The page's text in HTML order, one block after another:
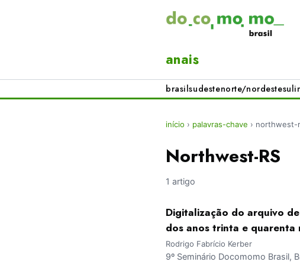
anais
brasilsudestenorte/nordestesul
início › palavras-chave › northwest-
Northwest-RS
1 artigo
Digitalização do arquivo
dos anos trinta e quarenta
Rodrigo Fabrício Kerber
9º Seminário Docomomo Brasil,